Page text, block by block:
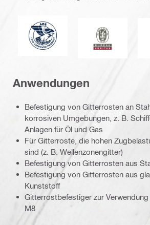
American Bureau of Shipping
Bureau Veritas
Anwendungen
Befestigung von Gitterrosten an
korrosiven Umgebungen, z. B.
Anlagen für Öl und Gas
Für Gitterroste, die hohen
sind (z. B. Wellenzonengitter)
Befestigung von Gitterrosten aus
Befestigung von Gitterrosten aus
Kunststoff
Gitterrostbefestiger zur
M8